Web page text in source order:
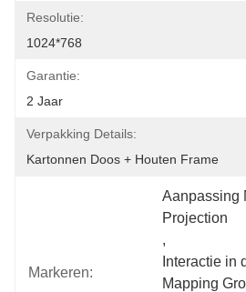
Resolutie:
1024*768
Garantie:
2 Jaar
Verpakking Details:
Kartonnen Doos + Houten Frame
Markeren:
Aanpassing
Projection
,
Interactie in
Mapping